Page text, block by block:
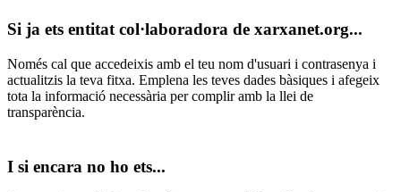
Si ja ets entitat col·laboradora de xarxanet.org...
Només cal que accedeixis amb el teu nom d'usuari i contrasenya i
actualitzis la teva fitxa. Emplena les teves dades bàsiques i afegeix
tota la informació necessària per complir amb la llei de
transparència.
I si encara no ho ets...